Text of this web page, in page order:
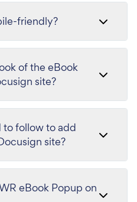
friendly?
of the eBook
site?
to follow to add
site?
eBook Popup on